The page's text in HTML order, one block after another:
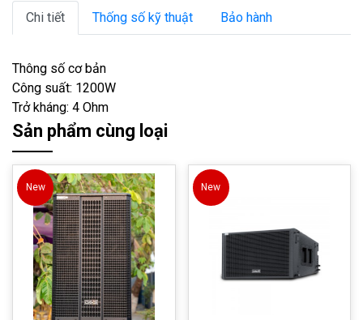
Chi tiết Thống số kỹ thuật Bảo hành
Thông số cơ bản
Công suất: 1200W
Trở kháng: 4 Ohm
Sản phẩm cùng loại
New New